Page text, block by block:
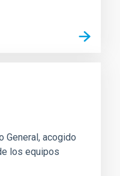
General, acogido
los equipos